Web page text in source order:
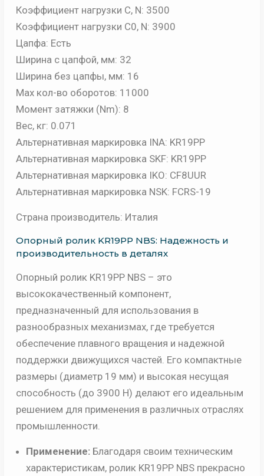
Коэффициент нагрузки С, N: 3500
Коэффициент нагрузки С0, N: 3900
Цапфа: Есть
Ширина с цапфой, мм: 32
Ширина без цапфы, мм: 16
Max кол-во оборотов: 11000
Момент затяжки (Nm): 8
Вес, кг: 0.071
Альтернативная маркировка INA: KR19PP
Альтернативная маркировка SKF: KR19PP
Альтернативная маркировка IKO: CF8UUR
Альтернативная маркировка NSK: FCRS-19
Страна производитель: Италия
Опорный ролик KR19PP NBS: Надежность и
производительность в деталях
Опорный ролик KR19PP NBS – это
высококачественный компонент,
предназначенный для использования в
разнообразных механизмах, где требуется
обеспечение плавного вращения и надежной
поддержки движущихся частей. Его компактные
размеры (диаметр 19 мм) и высокая несущая
способность (до 3900 Н) делают его идеальным
решением для применения в различных отраслях
промышленности.
Применение:Благодаря своим техническим
характеристикам, ролик KR19PP NBS прекрасно